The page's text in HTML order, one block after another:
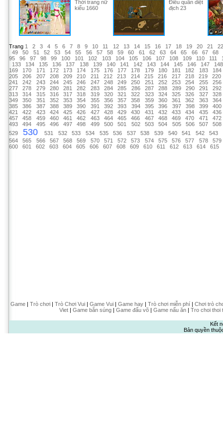
Thời trang nữ
kiểu 1660
Điều quân diệt
địch 23
Trang 1 2 3 4 5 6 7 8 9 10 11 12 13 14 15 16 17 18 19 20 21
22
49
50 51 52 53 54 55 56 57 58 59 60 61 62 63 64 65 66 67
68
95
96 97 98 99 100 101 102 103 104 105 106 107 108 109 110 111
133
134 135 136 137 138 139 140 141 142 143 144 145 146 147
148
169
170 171 172 173 174 175 176 177 178 179 180 181 182 183
184
205
206 207 208 209 210 211 212 213 214 215 216 217 218 219
220
241
242 243 244 245 246 247 248 249 250 251 252 253 254 255
256
277
278 279 280 281 282 283 284 285 286 287 288 289 290 291
292
313
314 315 316 317 318 319 320 321 322 323 324 325 326 327
328
349
350 351 352 353 354 355 356 357 358 359 360 361 362 363
364
385
386 387 388 389 390 391 392 393 394 395 396 397 398 399
400
421
422 423 424 425 426 427 428 429 430 431 432 433 434 435
436
457
458 459 460 461 462 463 464 465 466 467 468 469 470 471
472
493
494 495 496 497 498 499 500 501 502 503 504 505 506 507
508
529
530 531 532 533 534 535 536 537 538 539 540 541 542 543
564
565 566 567 568 569 570 571 572 573 574 575 576 577 578
579
600
601 602 603 604 605 606 607 608 609 610 611 612 613 614 615
Game| Trò chơi| Trò Chơi Vui| Game Vui| Game hay| Trò chơi miễn phí| Chơi trò
Viet| Game bắn súng| Game đấu võ| Game nấu ăn| Tro choi thoi
Kết
Bản quyền